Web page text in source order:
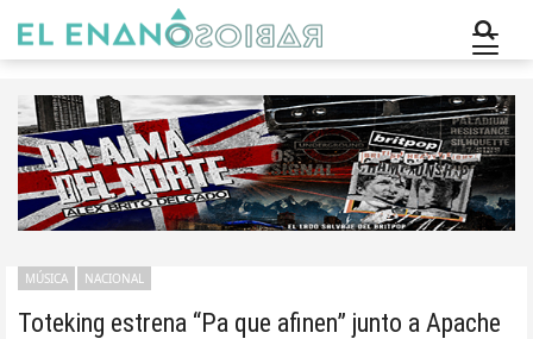
Toteking estrena “Pa que afinen” junto a Apache
MÚSICA NACIONAL